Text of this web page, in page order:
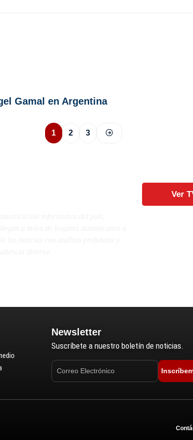
Gamal en Argentina
1 2 3
Ver
Newsletter
Suscríbete a nuestro boletín de noticias.